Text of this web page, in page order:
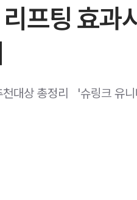
프팅 효과
대상 총정리 ​ ​ '슈링크 유